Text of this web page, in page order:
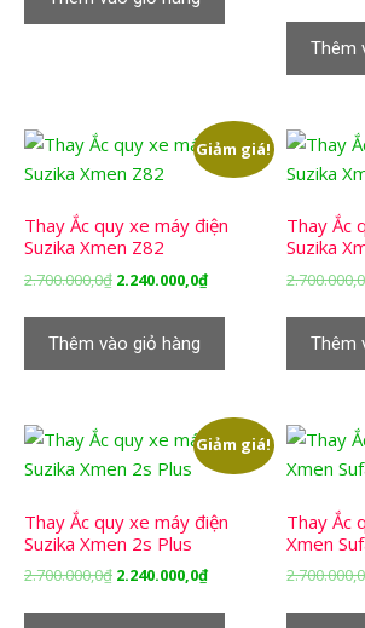
2.240.000,0₫.
Thêm
Giảm giá!
Thay Ắc quy xe máy điện
Suzika Xmen Z82
2.700.000,0₫ Giá
2.700.000,0₫.
2.240.000,0₫Giá
2.240.000,0₫.
Thêm vào giỏ hàng
Thay Ắc
Suzika
2.700.000,0
Thêm
Giảm giá!
Thay Ắc quy xe máy điện
Suzika Xmen 2s Plus
2.700.000,0₫ Giá
2.240.000,0₫Giá
Thay Ắc
Xmen
2.700.000,0